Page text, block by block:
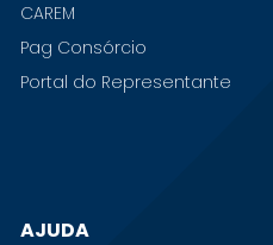
CAREM
Pag Consórcio
Portal do Representante
AJUDA